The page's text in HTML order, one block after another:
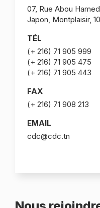
07, Rue Abou
Japon, Montplaisir,
TÉL
(+ 216) 71 905 999
(+ 216) 71 905 475
(+ 216) 71 905 443
FAX
(+ 216) 71 908 213
EMAIL
cdc@cdc.tn